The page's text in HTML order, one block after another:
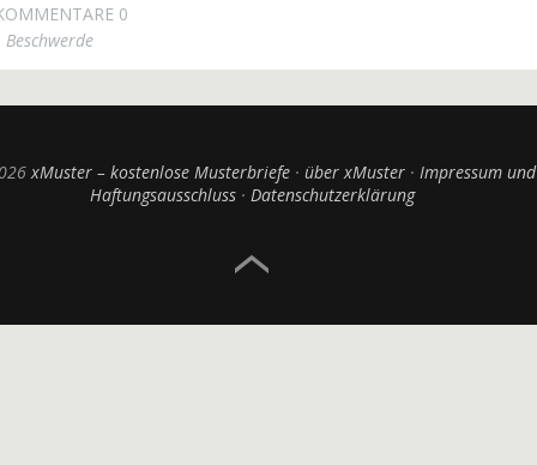
0
Beschwerde
xMuster – kostenlose Musterbriefe über xMuster
Impressum und
Haftungsausschluss
Datenschutzerklärung